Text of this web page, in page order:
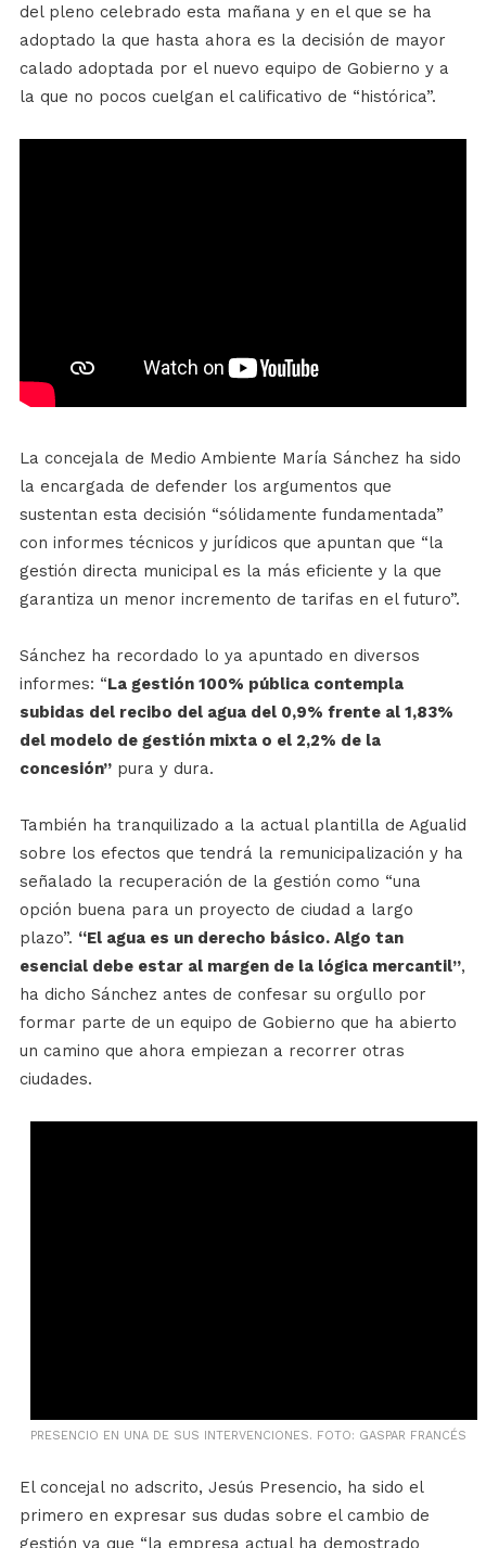
del pleno celebrado esta mañana y en el que se ha
adoptado la que hasta ahora es la decisión de mayor
calado adoptada por el nuevo equipo de Gobierno y a
la que no pocos cuelgan el calificativo de “histórica”.
La concejala de Medio Ambiente María Sánchez ha sido
la encargada de defender los argumentos que
sustentan esta decisión “sólidamente fundamentada”
con informes técnicos y jurídicos que apuntan que “la
gestión directa municipal es la más eficiente y la que
garantiza un menor incremento de tarifas en el futuro”.
Sánchez ha recordado lo ya apuntado en diversos
informes: “La gestión 100% pública contempla
subidas del recibo del agua del 0,9% frente al 1,83%
del modelo de gestión mixta o el 2,2% de la
concesión”pura y dura.
También ha tranquilizado a la actual plantilla de Agualid
sobre los efectos que tendrá la remunicipalización y ha
señalado la recuperación de la gestión como “una
opción buena para un proyecto de ciudad a largo
plazo”. “El agua es un derecho básico. Algo tan
esencial debe estar al margen de la lógica mercantil”,
ha dicho Sánchez antes de confesar su orgullo por
formar parte de un equipo de Gobierno que ha abierto
un camino que ahora empiezan a recorrer otras
ciudades.
PRESENCIO EN UNA DE SUS INTERVENCIONES. FOTO: GASPAR FRANCÉS
El concejal no adscrito, Jesús Presencio, ha sido el
primero en expresar sus dudas sobre el cambio de
gestión ya que “la empresa actual ha demostrado